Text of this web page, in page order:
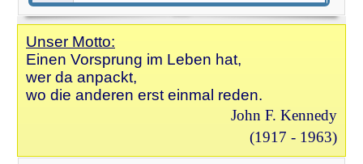
Unser Motto:
Einen Vorsprung im Leben hat,
wer da anpackt,
wo die anderen erst einmal reden.
John F. Kennedy
(1917 - 1963)